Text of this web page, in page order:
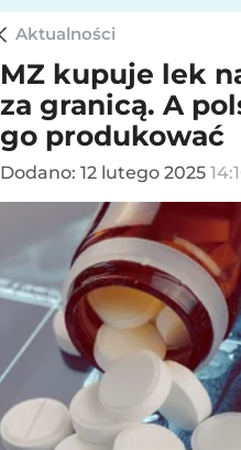
Aktualności
MZ kupuje lek
za granicą. A
go produkować
Dodano: 12 lutego 2025